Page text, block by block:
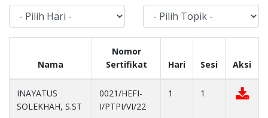
Nama
Nomor
Sertifikat
Hari Sesi Aksi
INAYATUS
SOLEKHAH, S.ST
0021/HEFI-
I/PTPI/VI/22
1 1